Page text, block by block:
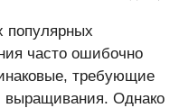
популярных
часто ошибочно
требующие
выращивания. Однако